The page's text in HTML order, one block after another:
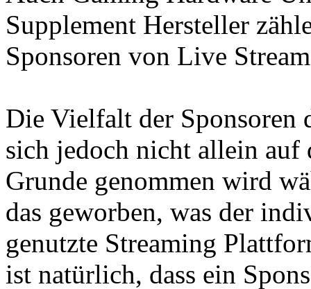
Supplement Hersteller
Sponsoren von Live
Die Vielfalt der Sponsoren
sich jedoch nicht allein auf
Grunde genommen wird
das geworben, was der
genutzte Streaming
ist natürlich, dass ein